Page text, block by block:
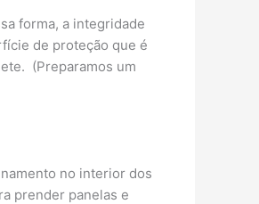
forma, a integridade
de proteção que é
(Preparamos um
no interior dos
prender panelas e